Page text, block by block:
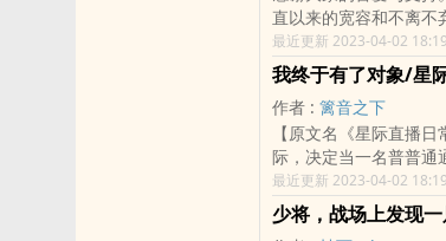
荆棘变成星光。 各位书友要是觉得《双向招惹》还不错的话请不要忘记向
您QQ群和微博里的朋友
直以来的宽容和不离不
剧情剩得不多了。大家
了出版，所以在修旧文
文案之前：本文一切内
代线亦实属编造，纯为
观成谜。假顺从真算
傅润生，出身好，家
神不太好。他偷丁郁青
冰棍儿，丁郁青给他
弟就是不分你我。有一
最近更新 2023-04-02 18:19
我终于有了对象/星
作者 : 篱音之下
【原文名《星际直播
际，决定当一名普普
杞，做做饭，养养花
棍的谢樊意一下子就
—— 做做饭，养美人
最近更新 2023-04-02 18:19
少将，战场上发现一